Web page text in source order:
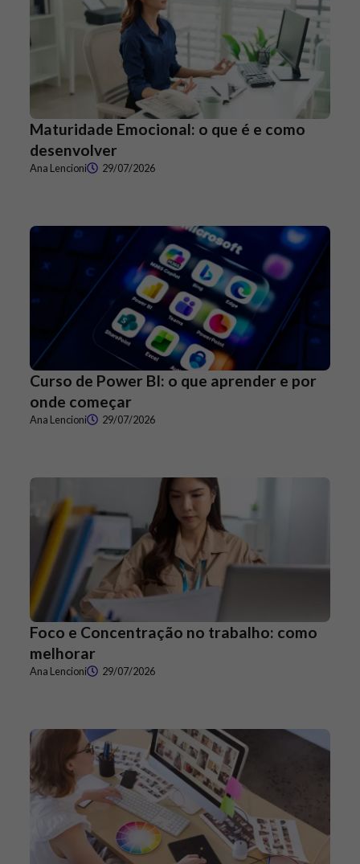
Maturidade Emocional: o que é e como
desenvolver
Ana Lencioni 29/07/2026
Curso de Power BI: o que aprender e por
onde começar
Ana Lencioni 29/07/2026
Foco e Concentração no trabalho: como
melhorar
Ana Lencioni 29/07/2026